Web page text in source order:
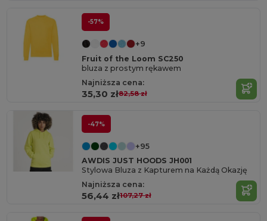
-57%
+9
Fruit of the Loom SC250
bluza z prostym rękawem
Najniższa cena:
35,30 zł82,58 zł
-47%
+95
AWDIS JUST HOODS JH001
Stylowa Bluza z Kapturem na Każdą Okazję
Najniższa cena:
56,44 zł107,27 zł